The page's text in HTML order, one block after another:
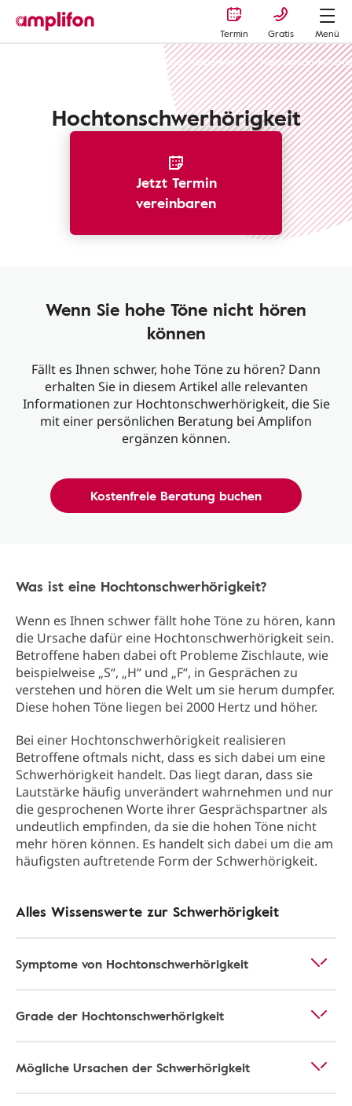
Termin Gratis
Menü
Menschlicher Hörbereich
Hochtonschwerhörigkeit
Jetzt Termin
vereinbaren
Wenn Sie hohe Töne nicht hören
können
Fällt es Ihnen schwer, hohe Töne zu hören? Dann
erhalten Sie in diesem Artikel alle relevanten
Informationen zur Hochtonschwerhörigkeit, die Sie
mit einer persönlichen Beratung bei Amplifon
ergänzen können.
Kostenfreie Beratung buchen
Was ist eine Hochtonschwerhörigkeit?
Wenn es Ihnen schwer fällt hohe Töne zu hören, kann
die Ursache dafür eine Hochtonschwerhörigkeit sein.
Betroffene haben dabei oft Probleme Zischlaute, wie
beispielweise „S“, „H“ und „F“, in Gesprächen zu
verstehen und hören die Welt um sie herum dumpfer.
Diese hohen Töne liegen bei 2000 Hertz und höher.
Bei einer Hochtonschwerhörigkeit realisieren
Betroffene oftmals nicht, dass es sich dabei um eine
Schwerhörigkeit handelt. Das liegt daran, dass sie
Lautstärke häufig unverändert wahrnehmen und nur
die gesprochenen Worte ihrer Gesprächspartner als
undeutlich empfinden, da sie die hohen Töne nicht
mehr hören können. Es handelt sich dabei um die am
häufigsten auftretende Form der Schwerhörigkeit.
Alles Wissenswerte zur Schwerhörigkeit
Symptome von Hochtonschwerhörigkeit
Grade der Hochtonschwerhörigkeit
Mögliche Ursachen der Schwerhörigkeit